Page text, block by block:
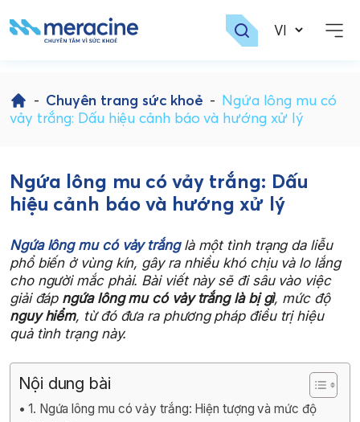
to
content
- Chuyên trang sức khoẻ - Ngứa lông mu có
vảy trắng: Dấu hiệu cảnh báo và hướng xử lý
Ngứa lông mu có vảy trắng: Dấu
hiệu cảnh báo và hướng xử lý
Ngứa lông mu có vảy trắnglà một tình trạng da liễu
phổ biến ở vùng kín, gây ra nhiều khó chịu và lo lắng
cho người mắc phải. Bài viết này sẽ đi sâu vào việc
giải đáp ngứa lông mu có vảy trắng là bị gì, mức độ
nguy hiểm, từ đó đưa ra phương pháp điều trị hiệu
quả tình trạng này.
Nội dung bài
1. Ngứa lông mu có vảy trắng: Hiện tượng và mức độ